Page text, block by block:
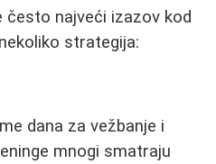
često najveći izazov kod
strategija:
dana za vežbanje i
mnogi smatraju